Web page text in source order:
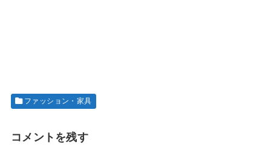
ファッション・家具
コメントを残す